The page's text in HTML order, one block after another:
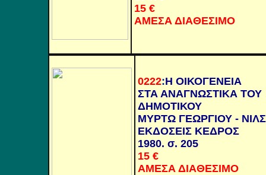
15 €
ΑΜΕΣΑ ΔΙΑΘΕΣΙΜΟ
0222:Η ΟΙΚΟΓΕΝΕΙΑ
ΣΤΑ ΑΝΑΓΝΩΣΤΙΚΑ ΤΟΥ
ΔΗΜΟΤΙΚΟΥ
ΜΥΡΤΩ ΓΕΩΡΓΙΟΥ -
ΕΚΔΟΣΕΙΣ ΚΕΔΡΟΣ
1980. σ. 205
15 €
ΑΜΕΣΑ ΔΙΑΘΕΣΙΜΟ